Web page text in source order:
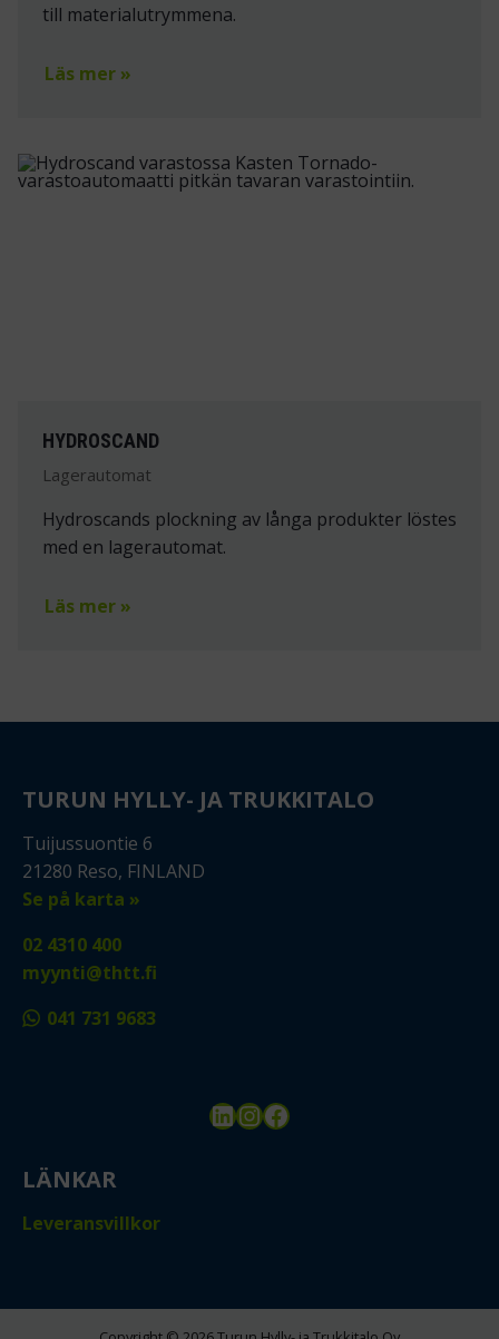
till materialutrymmena.
Läs mer »
HYDROSCAND
Lagerautomat
Hydroscands plockning av långa produkter löstes
med en lagerautomat.
Läs mer »
TURUN HYLLY- JA TRUKKITALO
Tuijussuontie 6
21280 Reso, FINLAND
Se på karta »
02 4310 400
myynti@thtt.fi
041 731 9683
LinkedIn
Instagram
Facebook
LÄNKAR
Leveransvillkor